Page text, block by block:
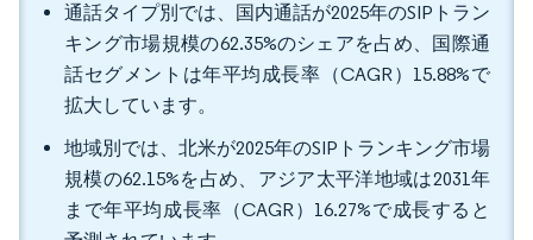
通話タイプ別では、国内通話が2025年のSIPトラン
キング市場規模の62.35%のシェアを占め、国際通
話セグメントは年平均成長率（CAGR）15.88%で
拡大しています。
地域別では、北米が2025年のSIPトランキング市場
規模の62.15%を占め、アジア太平洋地域は2031年
まで年平均成長率（CAGR）16.27%で成長すると